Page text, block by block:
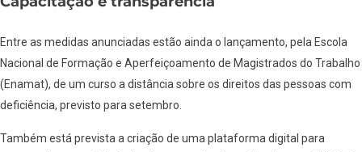
Entre as medidas anunciadas estão ainda o lançamento, pela Escola
Nacional de Formação e Aperfeiçoamento de Magistrados do Trabalho
(Enamat), de um curso a distância sobre os direitos das pessoas com
deficiência, previsto para setembro.
Também está prevista a criação de uma plataforma digital para